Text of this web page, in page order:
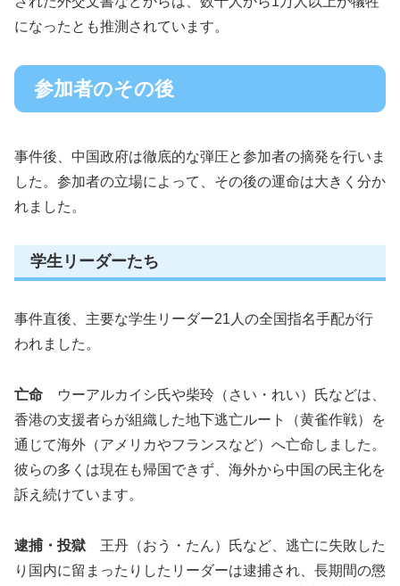
になったとも推測されています。
参加者のその後
事件後、中国政府は徹底的な弾圧と参加者の摘発を行いま
した。参加者の立場によって、その後の運命は大きく分か
れました。
学生リーダーたち
事件直後、主要な学生リーダー21人の全国指名手配が行
われました。
亡命 ウーアルカイシ氏や柴玲（さい・れい）氏などは、
香港の支援者らが組織した地下逃亡ルート（黄雀作戦）を
通じて海外（アメリカやフランスなど）へ亡命しました。
彼らの多くは現在も帰国できず、海外から中国の民主化を
訴え続けています。
逮捕・投獄 王丹（おう・たん）氏など、逃亡に失敗した
り国内に留まったりしたリーダーは逮捕され、長期間の懲